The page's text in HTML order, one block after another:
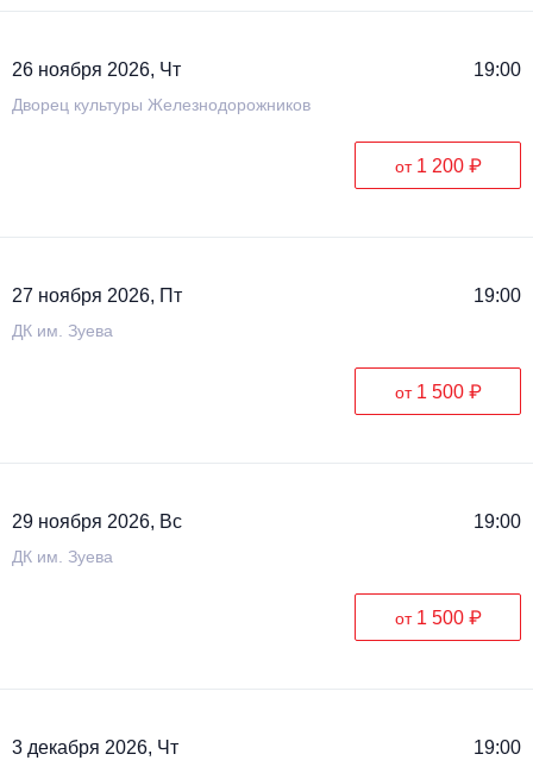
26 ноября 2026, Чт 19:00
Дворец культуры Железнодорожников
от 1 200 ₽
27 ноября 2026, Пт 19:00
ДК им. Зуева
от 1 500 ₽
29 ноября 2026, Вс 19:00
ДК им. Зуева
от 1 500 ₽
3 декабря 2026, Чт 19:00